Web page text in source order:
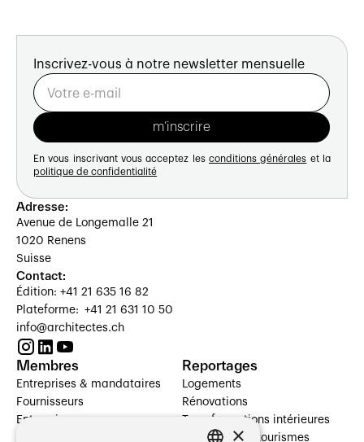
Inscrivez-vous à notre newsletter mensuelle
En vous inscrivant vous acceptez les conditions générales et la
politique de confidentialité
Adresse:
Avenue de Longemalle 21
1020 Renens
Suisse
Contact:
Édition: +41 21 635 16 82
Plateforme: +41 21 631 10 50
info@architectes.ch
Membres
Entreprises & mandataires
Fournisseurs
Entreprises
Reportages
Logements
Rénovations
Transformations intérieures
Hôtelleries et tourismes
×